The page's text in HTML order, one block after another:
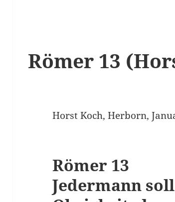
Römer 13
Horst Koch, Herborn,
Römer 13
Jedermann